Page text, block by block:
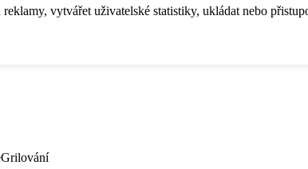
vytvářet uživatelské statistiky, ukládat nebo
Grilování